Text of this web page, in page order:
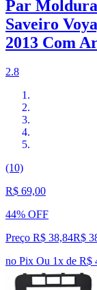
Par
Saveiro
2013 Com
2.8
(10)
R$ 69,00
44% OFF
Preço R$ 38,84R$
no Pix Ou 1x de R$